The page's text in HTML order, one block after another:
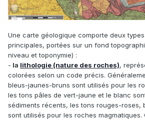
Une carte géologique comporte deux
principales, portées sur un fond
niveau et toponymie) :
- la lithologie (nature des roches),
colorées selon un code précis.
bleus-jaunes-bruns sont utilisés pour les
les tons pâles de vert-jaune et le blanc
sédiments récents, les tons rouges-roses,
sont utilisés pour les roches